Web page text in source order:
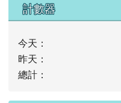
計數器
今天：
昨天：
總計：